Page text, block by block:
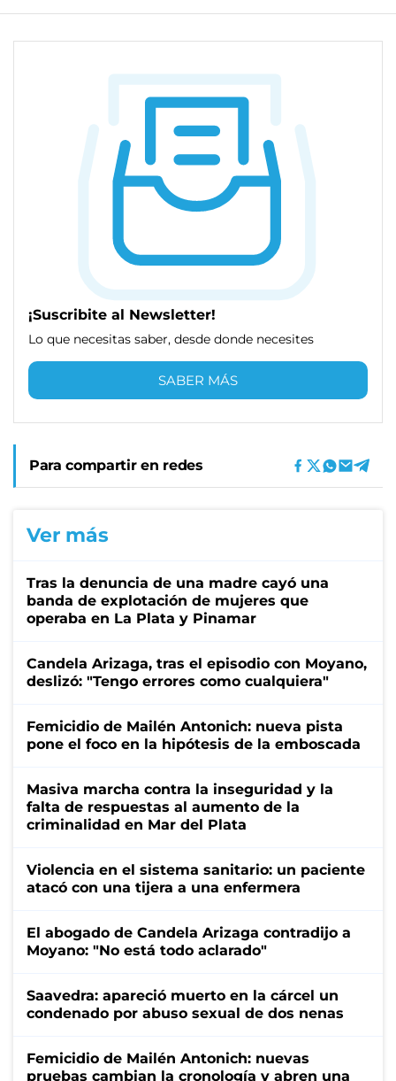
¡Suscribite al Newsletter!
Lo que necesitas saber, desde donde necesites
SABER MÁS
Para compartir en redes
Ver más
Tras la denuncia de una madre cayó una
banda de explotación de mujeres que
operaba en La Plata y Pinamar
Candela Arizaga, tras el episodio con Moyano,
deslizó: "Tengo errores como cualquiera"
Femicidio de Mailén Antonich: nueva pista
pone el foco en la hipótesis de la emboscada
Masiva marcha contra la inseguridad y la
falta de respuestas al aumento de la
criminalidad en Mar del Plata
Violencia en el sistema sanitario: un paciente
atacó con una tijera a una enfermera
El abogado de Candela Arizaga contradijo a
Moyano: "No está todo aclarado"
Saavedra: apareció muerto en la cárcel un
condenado por abuso sexual de dos nenas
Femicidio de Mailén Antonich: nuevas
pruebas cambian la cronología y abren una